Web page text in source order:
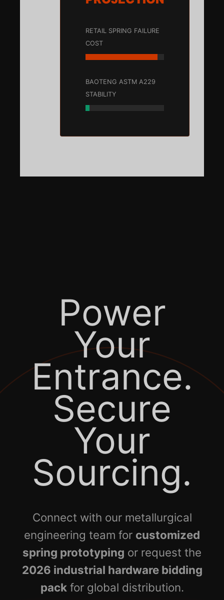
RETAIL SPRING FAILURE
COST
BAOTENG ASTM A229
STABILITY
Power
Your
Entrance.
Secure
Your
Sourcing.
Connect with our metallurgical
engineering team for customized
spring prototyping or request the
2026 industrial hardware bidding
pack for global distribution.